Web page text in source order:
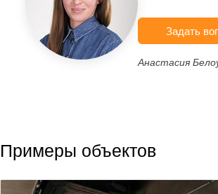
Задать
Анастасия
Примеры объектов